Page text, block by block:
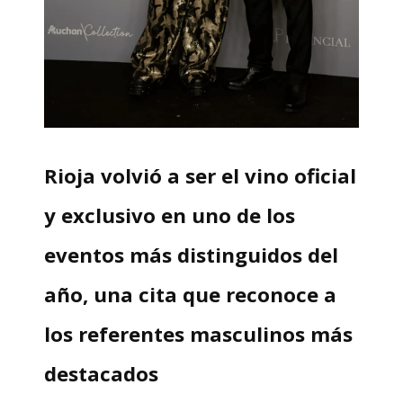
Rioja volvió a ser el vino oficial
y exclusivo en uno de los
eventos más distinguidos del
año, una cita que reconoce a
los referentes masculinos más
destacados